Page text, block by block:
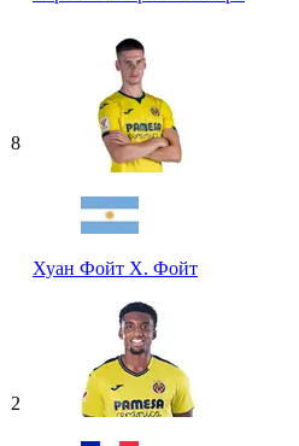
8
Хуан Фойт Х. Фойт
2